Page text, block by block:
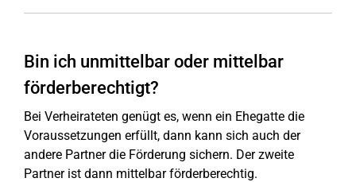
Bin ich unmittelbar oder mittelbar
förderberechtigt?
Bei Verheirateten genügt es, wenn ein Ehegatte die
Voraussetzungen erfüllt, dann kann sich auch der
andere Partner die Förderung sichern. Der zweite
Partner ist dann mittelbar förderberechtig.